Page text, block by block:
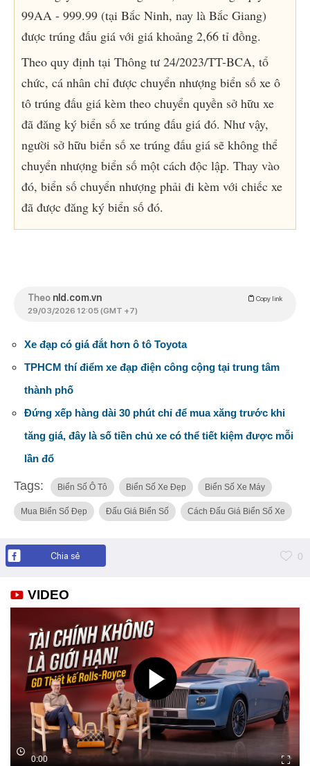
99AA - 999.99 (tại Bắc Ninh, nay là Bắc Giang)
được trúng đấu giá với giá khoảng 2,66 tỉ đồng.
Theo quy định tại Thông tư 24/2023/TT-BCA, tổ
chức, cá nhân chỉ được chuyển nhượng biển số xe ô
tô trúng đấu giá kèm theo chuyển quyền sở hữu xe
đã đăng ký biển số xe trúng đấu giá đó. Như vậy,
người sở hữu biển số xe trúng đấu giá sẽ không thể
chuyển nhượng biển số một cách độc lập. Thay vào
đó, biển số chuyển nhượng phải đi kèm với chiếc xe
đã được đăng ký biển số đó.
Theo nld.com.vn Copy link
29/03/2026 12:05 (GMT +7)
Xe đạp có giá đắt hơn ô tô Toyota
TPHCM thí điểm xe đạp điện công cộng tại trung tâm
thành phố
Đứng xếp hàng dài 30 phút chỉ để mua xăng trước khi
tăng giá, đây là số tiền chủ xe có thể tiết kiệm được mỗi
lần đổ
Tags: Biển Số Ô Tô Biển Số Xe Đẹp Biển Số Xe Máy
Mua Biển Số Đẹp Đấu Giá Biển Số Cách Đấu Giá Biển Số Xe
Chia sẻ 0
VIDEO
0:00